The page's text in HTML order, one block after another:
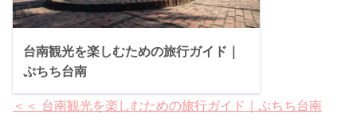
台南観光を楽しむための旅行ガイド｜
ぷちち台南
＜＜ 台南観光を楽しむための旅行ガイド｜ぷちち台南